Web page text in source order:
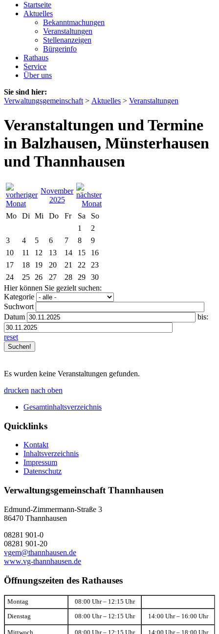
Startseite
Aktuelles
Bekanntmachungen
Veranstaltungen
Stellenanzeigen
Bürgerinfo
Rathaus
Service
Über uns
Sie sind hier:
Verwaltungsgemeinschaft > Aktuelles > Veranstaltungen
Veranstaltungen und Termine
in Balzhausen, Münsterhausen
und Thannhausen
November
2025
Mo
Di Mi Do Fr Sa
So
1
2
3
4 5 6 7 8
9
10
11 12 13 14 15
16
17
18 19 20 21 22
23
24
25 26 27 28 29
30
Hier können Sie gezielt suchen:
Kategorie
Suchwort
Datum
bis:
reset
Es wurden keine Veranstaltungen gefunden.
drucken nach oben
Gesamtinhaltsverzeichnis
Quicklinks
Kontakt
Inhaltsverzeichnis
Impressum
Datenschutz
Verwaltungsgemeinschaft Thannhausen
Edmund-Zimmermann-Straße 3
86470 Thannhausen
08281 901-0
08281 901-20
vgem@thannhausen.de
www.vg-thannhausen.de
Öffnungszeiten des Rathauses
Montag 08:00 Uhr – 12:15 Uhr
Dienstag 08:00 Uhr – 12:15 Uhr 14:00 Uhr – 16:00 Uhr